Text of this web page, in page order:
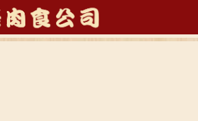
Toggle